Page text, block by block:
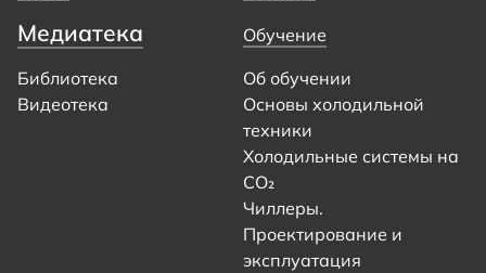
Медиатека
Библиотека
Видеотека
Обучение
Об обучении
Основы холодильной
техники
Холодильные системы на
CO₂
Чиллеры.
Проектирование и
эксплуатация